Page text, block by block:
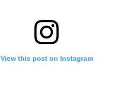
View this post on Instagram